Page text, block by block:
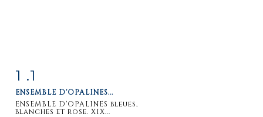
détaillée
1 .1
ENSEMBLE D'OPALINES...
ENSEMBLE D'OPALINES bleues,
blanches et rose. XIX...